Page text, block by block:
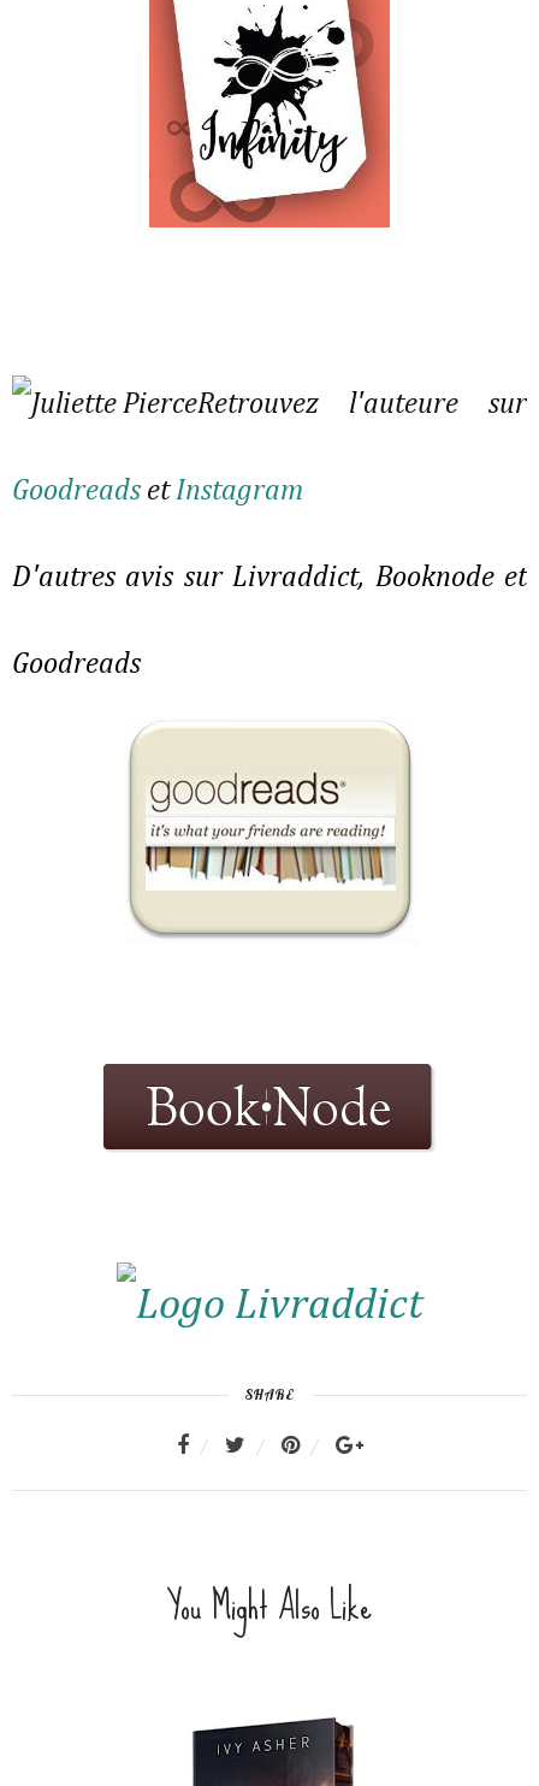
Retrouvez l'auteure sur
Goodreads etInstagram
D'autres avis sur Livraddict, Booknode et
Goodreads
SHARE
You Might Also Like